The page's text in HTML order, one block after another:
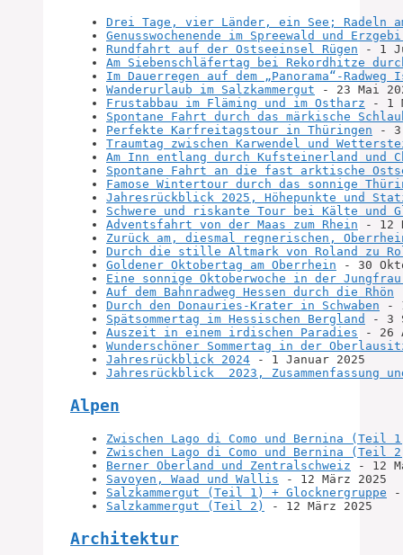
Drei Tage, vier Länder, ein See; Radeln am
Genusswochenende im Spreewald und
Rundfahrt auf der Ostseeinsel Rügen - 1
Am Siebenschläfertag bei Rekordhitze
Im Dauerregen auf dem „Panorama“-Radweg
Wanderurlaub im Salzkammergut - 23 Mai
Frustabbau im Fläming und im Ostharz - 1
Spontane Fahrt durch das märkische
Perfekte Karfreitagstour in Thüringen - 3
Traumtag zwischen Karwendel und
Am Inn entlang durch Kufsteinerland und
Spontane Fahrt an die fast arktische
Famose Wintertour durch das sonnige
Jahresrückblick 2025, Höhepunkte und
Schwere und riskante Tour bei Kälte und
Adventsfahrt von der Maas zum Rhein - 12
Zurück am, diesmal regnerischen,
Durch die stille Altmark von Roland zu
Goldener Oktobertag am Oberrhein - 30
Eine sonnige Oktoberwoche in der
Auf dem Bahnradweg Hessen durch die Rhön
Durch den Donauries-Krater in Schwaben -
Spätsommertag im Hessischen Bergland
- 3
Auszeit in einem irdischen Paradies - 26
Wunderschöner Sommertag in der
Jahresrückblick 2024 - 1 Januar 2025
Jahresrückblick  2023, Zusammenfassung
Alpen
Zwischen Lago di Como und Bernina (Teil
Zwischen Lago di Como und Bernina (Teil
Berner Oberland und Zentralschweiz - 12
Savoyen, Waad und Wallis - 12 März 2025
Salzkammergut (Teil 1) + Glocknergruppe -
Salzkammergut (Teil 2)
- 12 März 2025
Architektur